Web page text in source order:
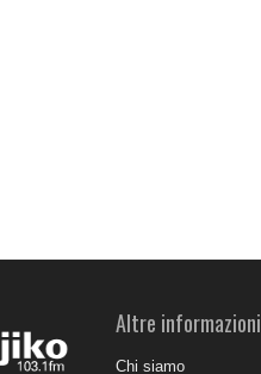
Altre informazioni
Chi siamo